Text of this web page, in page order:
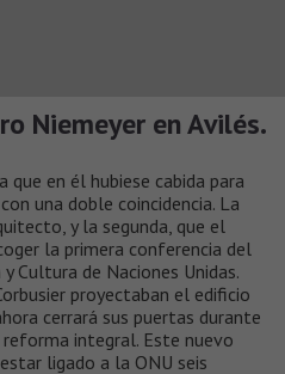
Niemeyer en Avilés.
que en él hubiese cabida para
una doble coincidencia. La
y la segunda, que el
la primera conferencia del
Cultura de Naciones Unidas.
proyectaban el edificio
cerrará sus puertas durante
integral. Este nuevo
ligado a la ONU seis